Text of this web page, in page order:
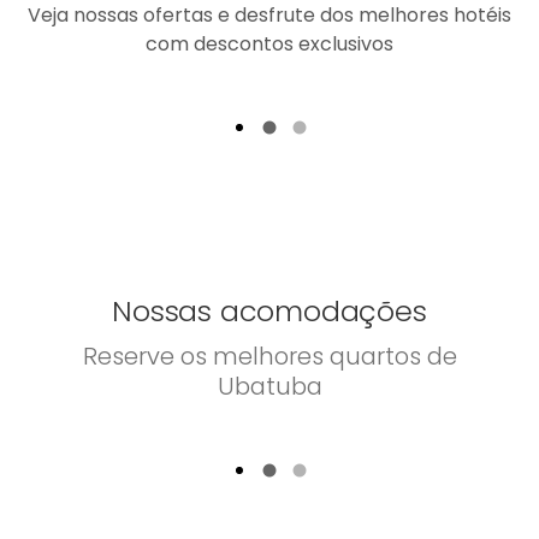
Veja nossas ofertas e desfrute dos melhores hotéis
com descontos exclusivos
Nossas acomodações
Reserve os melhores quartos de
Ubatuba